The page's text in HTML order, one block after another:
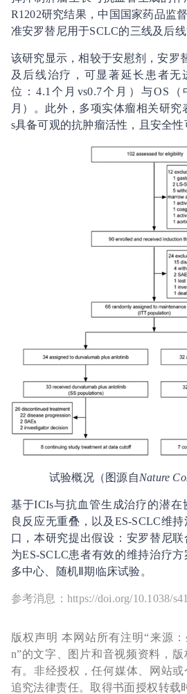
R1202研究结果，中国国家药品监
准安罗替尼用于SCLC的三线及后线
该研究显示，相较于安慰剂，安罗
及后线治疗，可显著延长患者无
位：4.1个月vs0.7个月）与OS（
月）。此外，多项实体瘤相关研
s具备可观的抗肿瘤活性，且安全性
试验概况（图源自Nature
基于ICIs与抗血管生成治疗的潜
良反应无重叠，以及ES-SCLC维
口，本研究提出假设：安罗替尼
为ES-SCLC患者有效的维持治疗
多中心、随机Ⅱ期临床试验。
参考消息：https://doi.org/10.1038/
版权声明 本网站所有注明“来源
n”的文字、图片和音视频资料，
有。非经授权，任何媒体、网站
追究法律责任。取得书面授权转载